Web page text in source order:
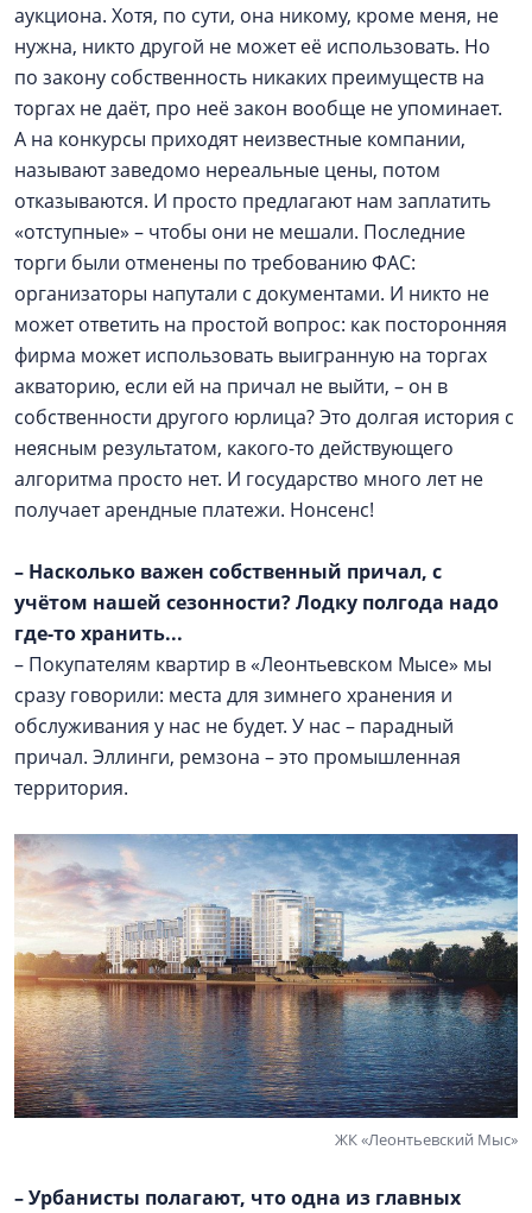
аукциона. Хотя, по сути, она никому, кроме меня, не
нужна, никто другой не может её использовать. Но
по закону собственность никаких преимуществ на
торгах не даёт, про неё закон вообще не упоминает.
А на конкурсы приходят неизвестные компании,
называют заведомо нереальные цены, потом
отказываются. И просто предлагают нам заплатить
«отступные» – чтобы они не мешали. Последние
торги были отменены по требованию ФАС:
организаторы напутали с документами. И никто не
может ответить на простой вопрос: как посторонняя
фирма может использовать выигранную на торгах
акваторию, если ей на причал не выйти, – он в
собственности другого юрлица? Это долгая история с
неясным результатом, какого-то действующего
алгоритма просто нет. И государство много лет не
получает арендные платежи. Нонсенс!
– Насколько важен собственный причал, с
учётом нашей сезонности? Лодку полгода надо
где-то хранить...
– Покупателям квартир в «Леонтьевском Мысе» мы
сразу говорили: места для зимнего хранения и
обслуживания у нас не будет. У нас – парадный
причал. Эллинги, ремзона – это промышленная
территория.
ЖК «Леонтьевский Мыс»
– Урбанисты полагают, что одна из главных